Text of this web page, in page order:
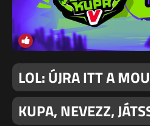
LOL: ÚJRA ITT A
KUPA, NEVEZZ,